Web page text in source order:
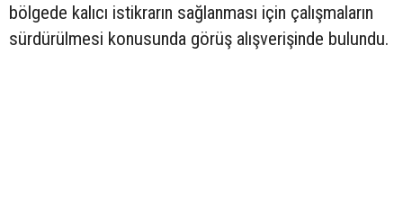
bölgede kalıcı istikrarın sağlanması için çalışmaların
sürdürülmesi konusunda görüş alışverişinde bulundu.